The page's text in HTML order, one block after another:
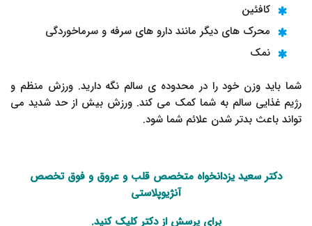
کافئین
محرک های دیگر مانند دارو های سرفه و سرماخوردگی
نمک
شما باید وزن خود را در محدوده ی سالم نگه دارید. ورزش منظم و
رژیم غذایی سالم به شما کمک می کند. ورزش بیش از حد شدید می
تواند باعث بدتر شدن علائم شما شود.
دکتر سعید یزدانخواه متخصص قلب و عروق و فوق تخصص
آنژیوپلاستی
برای پرسش از دکترکلیک کنید.